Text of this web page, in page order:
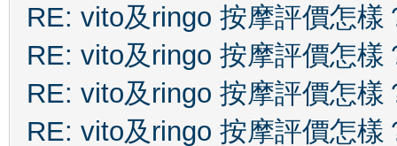
RE: vito及ringo 按摩評價怎樣
RE: vito及ringo 按摩評價怎樣
RE: vito及ringo 按摩評價怎樣
RE: vito及ringo 按摩評價怎樣